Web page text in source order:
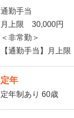
通勤手当
月上限 30,000円
＜非常勤＞
【通勤手当】月上
定年
定年制あり 60歳